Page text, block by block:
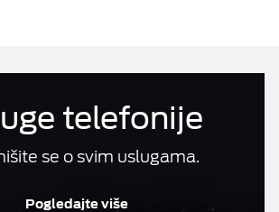
telefonije
se o svim uslugama.
Pogledajte više